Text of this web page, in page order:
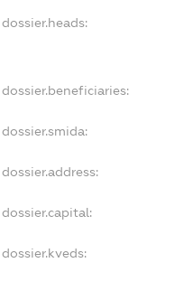
dossier.heads:
dossier.beneficiaries:
dossier.smida:
dossier.address:
dossier.capital:
dossier.kveds: